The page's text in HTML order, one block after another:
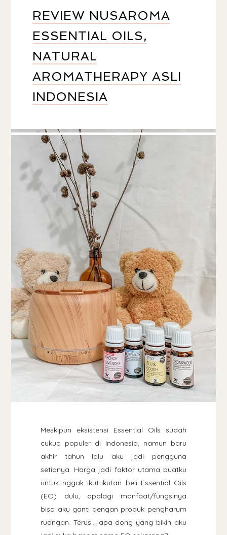
REVIEW NUSAROMA
ESSENTIAL OILS,
NATURAL
AROMATHERAPY ASLI
INDONESIA
Meskipun eksistensi Essential Oils sudah
cukup populer di Indonesia, namun baru
akhir tahun lalu aku jadi pengguna
setianya. Harga jadi faktor utama buatku
untuk nggak ikut-ikutan beli Essential Oils
(EO) dulu, apalagi manfaat/fungsinya
bisa aku ganti dengan produk pengharum
ruangan. Terus... apa dong yang bikin aku